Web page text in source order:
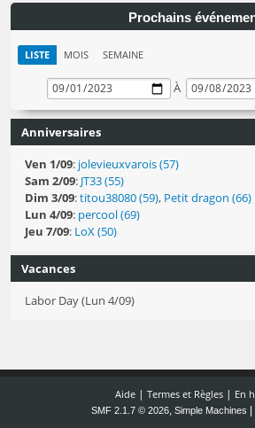
Prochains
LISTE MOIS SEMAINE
À
Anniversaires
Ven 1/09: jolevieuxvarois (57)
Sam 2/09: JT33 (55)
Dim 3/09:titou38080 (59), Petit dragon (66)
Lun 4/09: percool (69)
Jeu 7/09: LoX (50)
Vacances
Labor Day (Lun 4/09)
Aide| Termes et Règles| En
SMF 2.1.7 © 2026, Simple Machines